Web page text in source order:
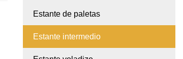
Estante de paletas
Estante intermedio